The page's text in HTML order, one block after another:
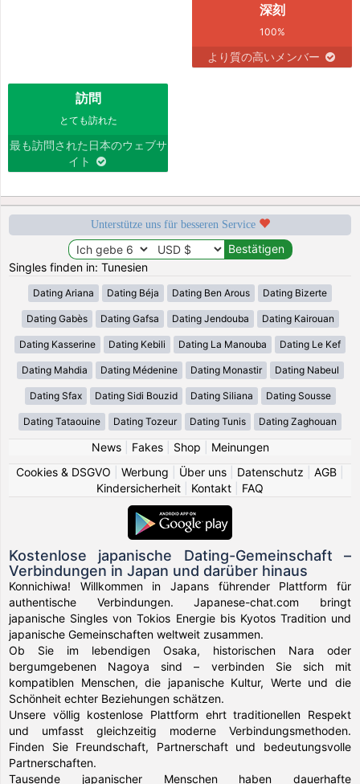
深刻
100%
より質の高いメンバー
訪問
とても訪れた
最も訪問された日本のウェブサ
イト
Unterstütze uns für besseren Service
Singles finden in: Tunesien
Dating Ariana Dating Béja Dating Ben Arous Dating Bizerte
Dating Gabès Dating Gafsa Dating Jendouba Dating Kairouan
Dating Kasserine Dating Kebili Dating La Manouba Dating Le Kef
Dating Mahdia Dating Médenine Dating Monastir Dating Nabeul
Dating Sfax Dating Sidi Bouzid Dating Siliana Dating Sousse
Dating Tataouine Dating Tozeur Dating Tunis Dating Zaghouan
News| Fakes| Shop
Meinungen
Cookies & DSGVO
Werbung Über uns Datenschutz AGB
Kindersicherheit
Kontakt FAQ
Kostenlose japanische Dating-Gemeinschaft –
Verbindungen in Japan und darüber hinaus
Konnichiwa! Willkommen in Japans führender Plattform für
authentische Verbindungen. Japanese-chat.com bringt
japanische Singles von Tokios Energie bis Kyotos Tradition und
japanische Gemeinschaften weltweit zusammen.
Ob Sie im lebendigen Osaka, historischen Nara oder
bergumgebenen Nagoya sind – verbinden Sie sich mit
kompatiblen Menschen, die japanische Kultur, Werte und die
Schönheit echter Beziehungen schätzen.
Unsere völlig kostenlose Plattform ehrt traditionellen Respekt
und umfasst gleichzeitig moderne Verbindungsmethoden.
Finden Sie Freundschaft, Partnerschaft und bedeutungsvolle
Partnerschaften.
Tausende japanischer Menschen haben dauerhafte